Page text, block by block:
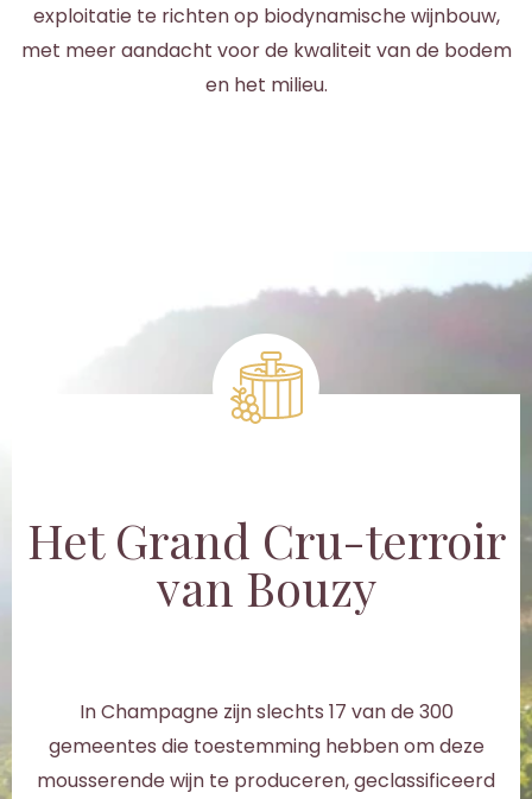
exploitatie te richten op biodynamische wijnbouw,
met meer aandacht voor de kwaliteit van de bodem
en het milieu.
Het Grand Cru-terroir
van Bouzy
In Champagne zijn slechts 17 van de 300
gemeentes die toestemming hebben om deze
mousserende wijn te produceren, geclassificeerd